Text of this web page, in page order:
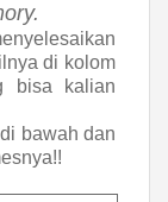
di kolom
bisa kalian
bawah dan